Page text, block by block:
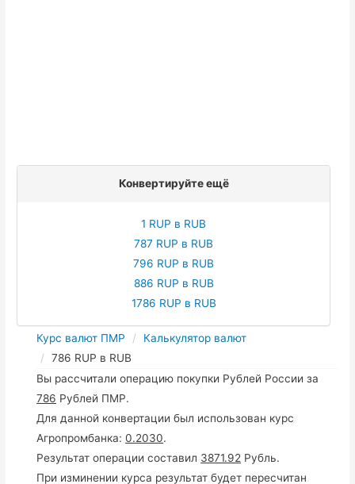
Конвертируйте ещё
1 RUP в RUB
787 RUP в RUB
796 RUP в RUB
886 RUP в RUB
1786 RUP в RUB
Курс валют ПМР
Калькулятор валют
786 RUP в RUB
Вы рассчитали операцию покупки Рублей России за
786 Рублей ПМР.
Для данной конвертации был использован курс
Агропромбанка:0.2030.
Результат операции составил 3871.92 Рубль.
При изминении курса результат будет пересчитан